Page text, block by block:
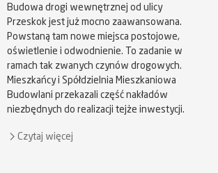
Budowa drogi wewnętrznej od ulicy
Przeskok jest już mocno zaawansowana.
Powstaną tam nowe miejsca postojowe,
oświetlenie i odwodnienie. To zadanie w
ramach tak zwanych czynów drogowych.
Mieszkańcy i Spółdzielnia Mieszkaniowa
Budowlani przekazali część nakładów
niezbędnych do realizacji tejże inwestycji.
Czytaj więcej